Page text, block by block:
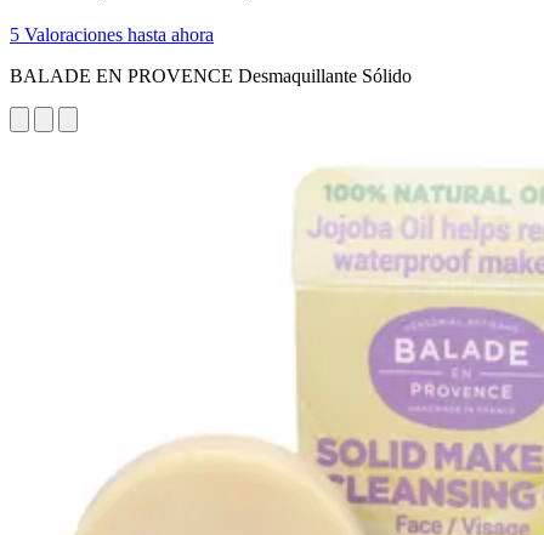
5 Valoraciones hasta ahora
BALADE EN PROVENCE Desmaquillante Sólido